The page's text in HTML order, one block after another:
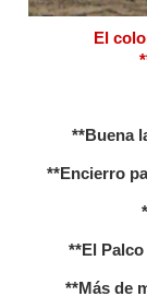
El
**Buena
**Encierro
**El
**Más de